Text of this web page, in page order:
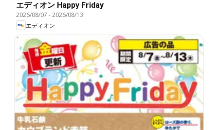
エディオン Happy Friday
2026/08/07 -2026/08/13
エディオン